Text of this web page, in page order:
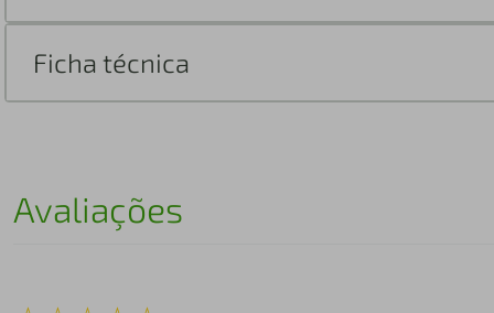
Ficha técnica
Avaliações